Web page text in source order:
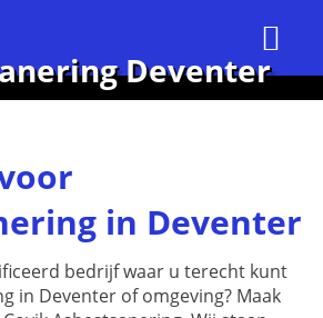
Deventer
in Deventer
bedrijf waar u terecht kunt
in Deventer of omgeving? Maak